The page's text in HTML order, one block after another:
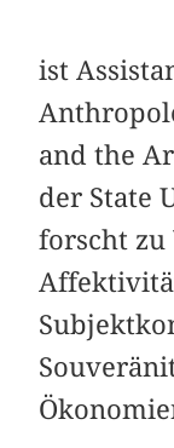
ist
and the
der State
forscht zu